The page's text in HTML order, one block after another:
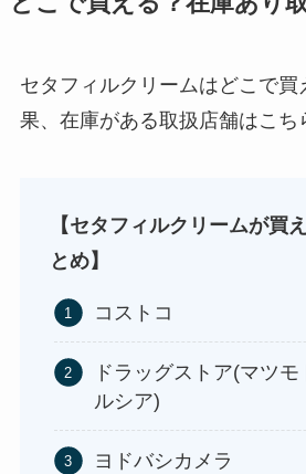
セタフィルクリームはどこで買
果、在庫がある取扱店舗はこち
【セタフィルクリームが買
とめ】
コストコ
ドラッグストア(マツ
ルシア)
ヨドバシカメラ